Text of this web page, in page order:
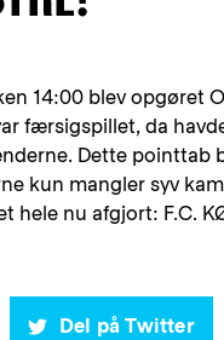
14:00 blev opgøret
færsigspillet, da
Dette pointtab
kun mangler syv
hele nu afgjort: F.C.
Del på Twitter